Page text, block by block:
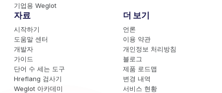
기업용 Weglot
자료
시작하기
도움말 센터
개발자
가이드
단어 수 세는 도구
Hreflang 검사기
Weglot 아카데미
더 보기
언론
이용 약관
개인정보 처리방침
블로그
제품 로드맵
변경 내역
서비스 현황